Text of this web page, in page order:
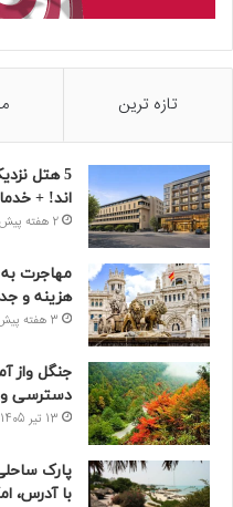
تازه ترین
5 هتل
اند! +
2 هفته پیش
مهاجرت
هزینه و
3 هفته پیش
جنگل واز
دسترسی و
13 تیر 1405
پارک
با آدرس،